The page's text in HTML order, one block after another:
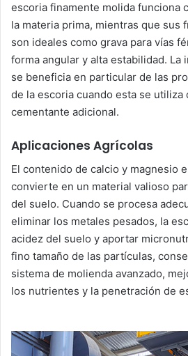
escoria finamente molida funciona
la materia prima, mientras que sus
son ideales como grava para vías
forma angular y alta estabilidad. La
se beneficia en particular de las
de la escoria cuando esta se utiliza
cementante adicional.
Aplicaciones Agrícolas
El contenido de calcio y magnesio
convierte en un material valioso
del suelo. Cuando se procesa
eliminar los metales pesados, la
acidez del suelo y aportar
fino tamaño de las partículas,
sistema de molienda avanzado,
los nutrientes y la penetración de